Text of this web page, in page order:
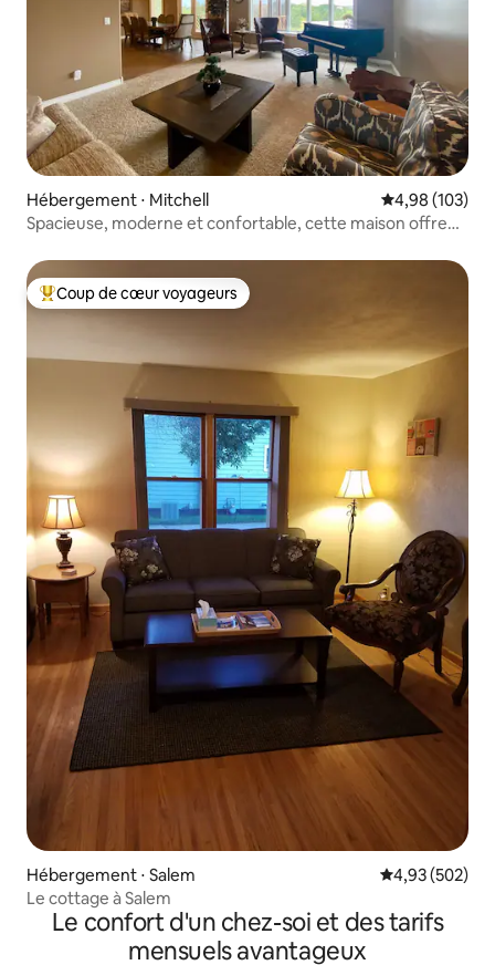
Hébergement ⋅ Mitchell Évaluation
4,98 (103)
Spacieuse, moderne et confortable, cette maison offre
Coups de cœur voyageurs les plus appréciés
Coup de cœur voyageurs
Hébergement ⋅ Salem Évaluation
4,93 (502)
Le cottage à Salem
Le confort d'un chez-soi et des tarifs
mensuels avantageux